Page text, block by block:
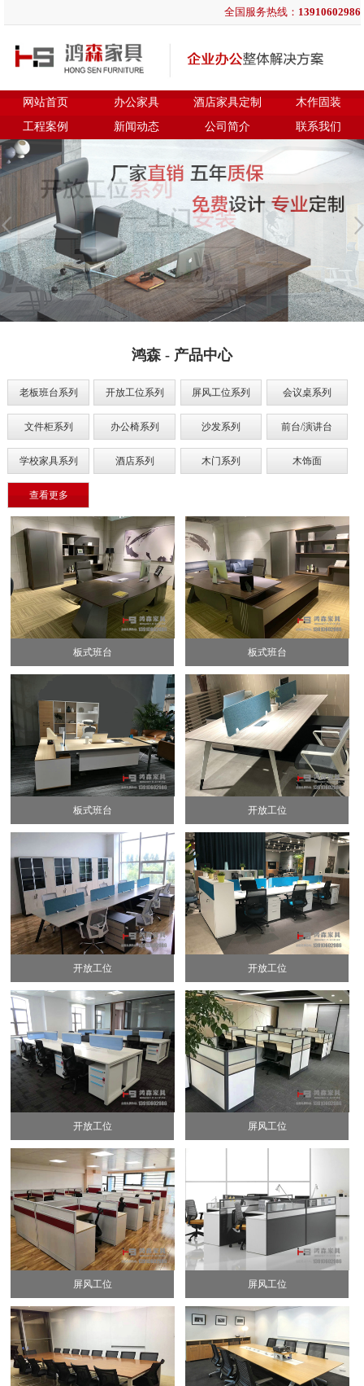
全国服务热线： 13910602986
网站首页 办公家具 酒店家具定制
木作固装
工程案例
新闻动态 公司简介 联系我们
鸿森 - 产品中心
老板班台系列 开放工位系列 屏风工位系列 会议桌系列
文件柜系列 办公椅系列 沙发系列 前台/演讲台
学校家具系列 酒店系列 木门系列 木饰面
查看更多
板式班台 板式班台
板式班台 开放工位
开放工位 开放工位
开放工位 屏风工位
屏风工位 屏风工位